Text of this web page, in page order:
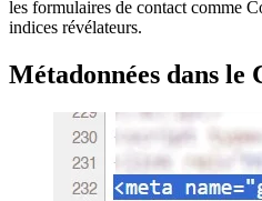
les formulaires de contact comme
indices révélateurs.
Métadonnées dans le